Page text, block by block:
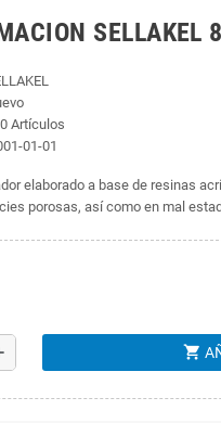
SELLAKEL
Artículos
01-01
elaborado a base de resinas
porosas, así como en mal
shopping_cart